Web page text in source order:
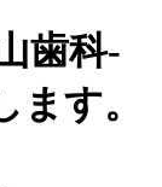
歯科-
す。